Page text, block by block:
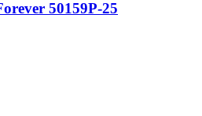
50159P-25